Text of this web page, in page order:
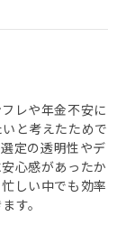
レや年金不安に
と考えたためで
定の透明性やデ
心感があったか
しい中でも効率
す。